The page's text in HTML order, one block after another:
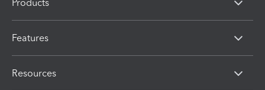
Products
Features
Resources